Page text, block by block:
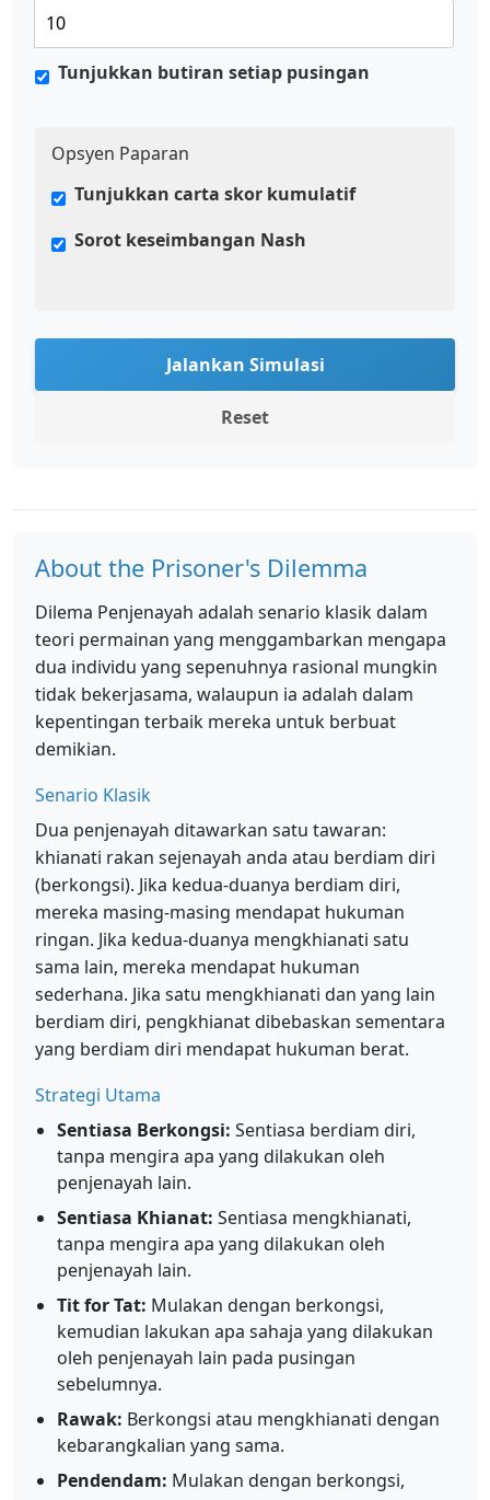
Tunjukkan butiran setiap pusingan
Opsyen Paparan
Tunjukkan carta skor kumulatif
Sorot keseimbangan Nash
Jalankan Simulasi
Reset
About the Prisoner's Dilemma
Dilema Penjenayah adalah senario klasik dalam
teori permainan yang menggambarkan mengapa
dua individu yang sepenuhnya rasional mungkin
tidak bekerjasama, walaupun ia adalah dalam
kepentingan terbaik mereka untuk berbuat
demikian.
Senario Klasik
Dua penjenayah ditawarkan satu tawaran:
khianati rakan sejenayah anda atau berdiam diri
(berkongsi). Jika kedua-duanya berdiam diri,
mereka masing-masing mendapat hukuman
ringan. Jika kedua-duanya mengkhianati satu
sama lain, mereka mendapat hukuman
sederhana. Jika satu mengkhianati dan yang lain
berdiam diri, pengkhianat dibebaskan sementara
yang berdiam diri mendapat hukuman berat.
Strategi Utama
Sentiasa Berkongsi: Sentiasa berdiam diri,
tanpa mengira apa yang dilakukan oleh
penjenayah lain.
Sentiasa Khianat: Sentiasa mengkhianati,
tanpa mengira apa yang dilakukan oleh
penjenayah lain.
Tit for Tat: Mulakan dengan berkongsi,
kemudian lakukan apa sahaja yang dilakukan
oleh penjenayah lain pada pusingan
sebelumnya.
Rawak: Berkongsi atau mengkhianati dengan
kebarangkalian yang sama.
Pendendam: Mulakan dengan berkongsi,